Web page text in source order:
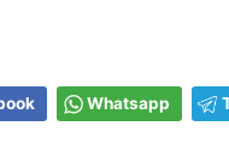
Whatsapp